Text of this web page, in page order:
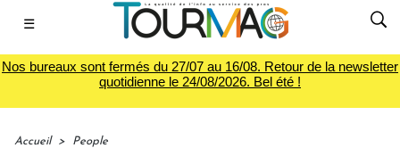
☰
Nos bureaux sont fermés du 27/07 au 16/08. Retour de la newsletter
quotidienne le 24/08/2026. Bel été !
Accueil > People